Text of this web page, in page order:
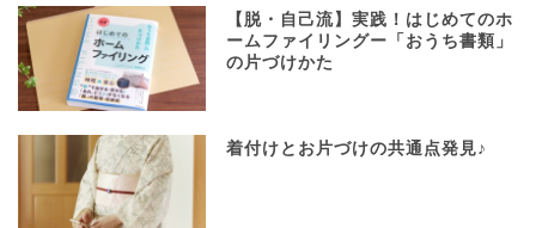
【脱・自己流】実践！はじめてのホ
ームファイリングー「おうち書類」
の片づけかた
着付けとお片づけの共通点発見♪